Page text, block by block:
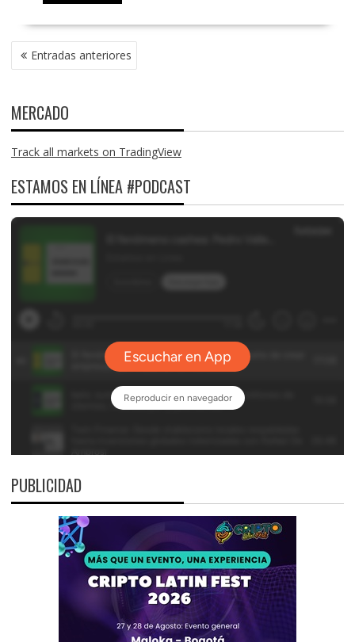
NAVEGACIÓN
DE Entradas anteriores
MERCADO
Track all markets on TradingView
ESTAMOS EN LÍNEA #PODCAST
PUBLICIDAD